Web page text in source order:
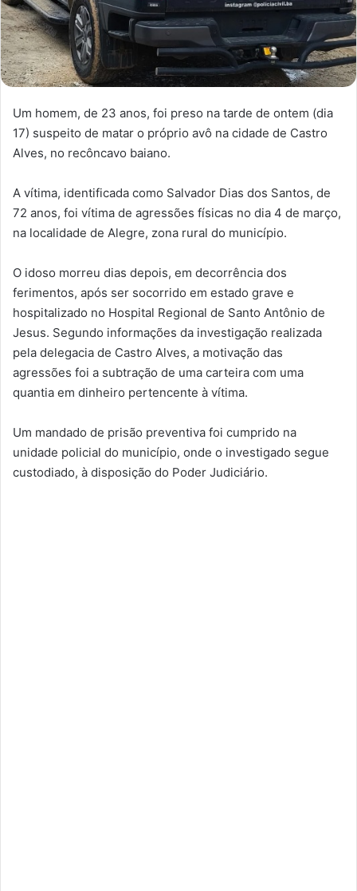
Um homem, de 23 anos, foi preso na tarde de ontem (dia
17) suspeito de matar o próprio avô na cidade de Castro
Alves, no recôncavo baiano.
A vítima, identificada como Salvador Dias dos Santos, de
72 anos, foi vítima de agressões físicas no dia 4 de março,
na localidade de Alegre, zona rural do município.
O idoso morreu dias depois, em decorrência dos
ferimentos, após ser socorrido em estado grave e
hospitalizado no Hospital Regional de Santo Antônio de
Jesus. Segundo informações da investigação realizada
pela delegacia de Castro Alves, a motivação das
agressões foi a subtração de uma carteira com uma
quantia em dinheiro pertencente à vítima.
Um mandado de prisão preventiva foi cumprido na
unidade policial do município, onde o investigado segue
custodiado, à disposição do Poder Judiciário.